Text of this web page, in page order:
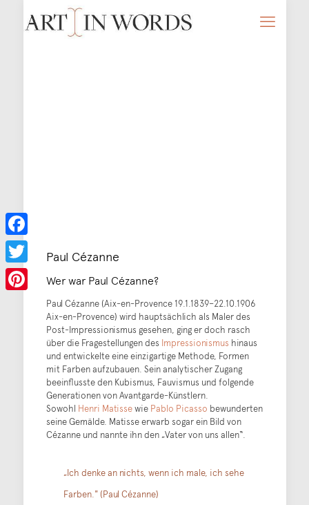
Paul Cézanne
Wer war Paul Cézanne?
Paul Cézanne (Aix-en-Provence 19.1.1839–22.10.1906
Aix-en-Provence) wird hauptsächlich als Maler des
Post-Impressionismus gesehen, ging er doch rasch
über die Fragestellungen des Impressionismus hinaus
und entwickelte eine einzigartige Methode, Formen
mit Farben aufzubauen. Sein analytischer Zugang
beeinflusste den Kubismus, Fauvismus und folgende
Generationen von Avantgarde-Künstlern.
Sowohl Henri Matissewie Pablo Picasso bewunderten
seine Gemälde. Matisse erwarb sogar ein Bild von
Cézanne und nannte ihn den „Vater von uns allen“.
„Ich denke an nichts, wenn ich male, ich sehe
Farben." (Paul Cézanne)
Facebook
Twitter